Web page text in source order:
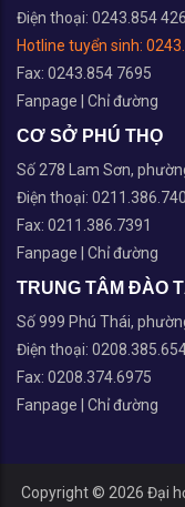
Điện thoại: 0243.854
Hotline tuyển sinh:
Fax: 0243.854 7695
Fanpage
Chỉ đường
CƠ SỞ PHÚ THỌ
Số 278 Lam Sơn,
Điện thoại:
Fax: 0211.386.7391
Fanpage
Chỉ đường
TRUNG TÂM ĐÀO
Số 999 Phú Thái,
Điện thoại:
Fax: 0208.374.6975
Fanpage
Chỉ đường
Copyright © 2026 Đại